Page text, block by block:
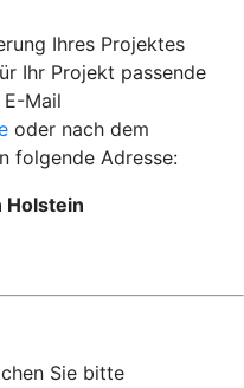
Ihres Projektes
Ihr Projekt passende
Mail
oder nach dem
folgende Adresse:
Holstein
Sie bitte